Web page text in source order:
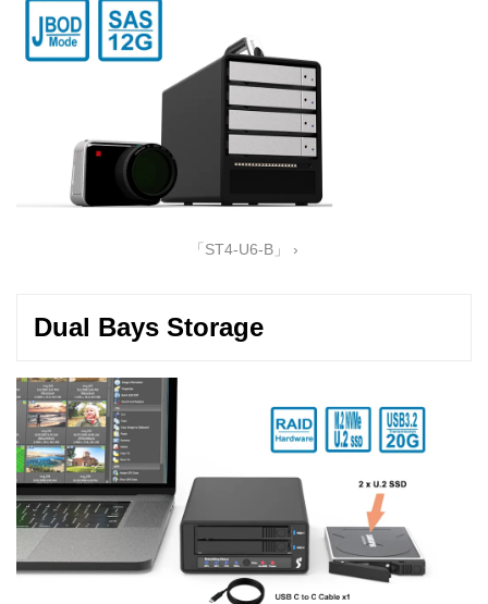
「ST4-U6-B」 ›
Dual Bays Storage